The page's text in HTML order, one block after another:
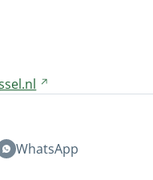
andere
website
WhatsApp